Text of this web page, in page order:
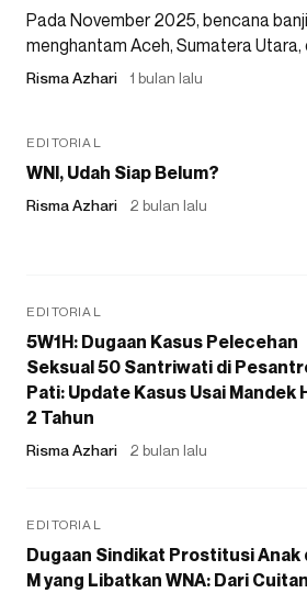
Pada November 2025, bencana
menghantam Aceh, Sumatera
Risma Azhari 1 bulan lalu
EDITORIAL
WNI, Udah Siap Belum?
Risma Azhari 2 bulan lalu
EDITORIAL
5W1H: Dugaan Kasus Pelecehan
Seksual 50 Santriwati di
Pati: Update Kasus Usai Mandek
2 Tahun
Risma Azhari 2 bulan lalu
EDITORIAL
Dugaan Sindikat Prostitusi Anak
M yang Libatkan WNA: Dari